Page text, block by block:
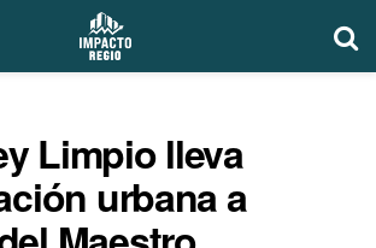
Limpio lleva
urbana a